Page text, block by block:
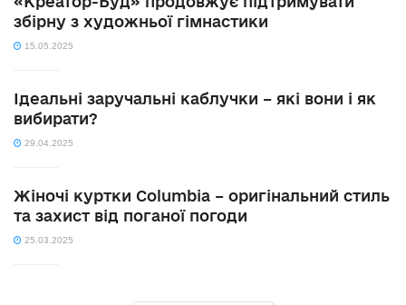
збірну з художньої гімнастики
15.05.2025
Ідеальні заручальні каблучки – які вони і як
вибирати?
29.04.2025
Жіночі куртки Columbia – оригінальний стиль
та захист від поганої погоди
25.03.2025